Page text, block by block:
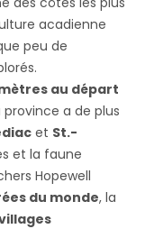
acadienne
peu de
au départ
a de plus
et St.-
et la faune
Hopewell
du monde, la